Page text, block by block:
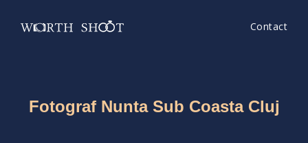
Contact
Fotograf Nunta Sub Coasta Cluj